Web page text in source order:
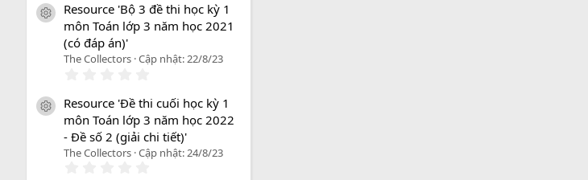
icon tài liệu
Resource 'Bộ 3 đề thi học kỳ 1
môn Toán lớp 3 năm học 2021
(có đáp án)'
The Collectors Cập nhật:22/8/23
0
0
s
a
o
icon tài liệu
Resource 'Đề thi cuối học kỳ 1
môn Toán lớp 3 năm học 2022
- Đề số 2 (giải chi tiết)'
The Collectors Cập nhật: 24/8/23